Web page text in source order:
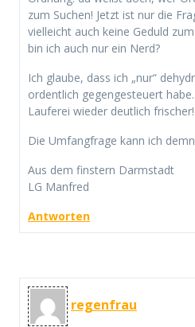
zum Suchen! Jetzt ist nur die
vielleicht auch keine Geduld
bin ich auch nur ein Nerd?
Ich glaube, dass ich „nur“
ordentlich gegengesteuert
Lauferei wieder deutlich frischer!
Die Umfangfrage kann ich
Aus dem finstern Darmstadt
LG Manfred
Antworten
regenfrau